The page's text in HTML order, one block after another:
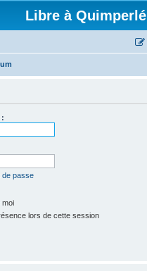
Libre à Quimperlé
:
de passe
moi
lors de cette session